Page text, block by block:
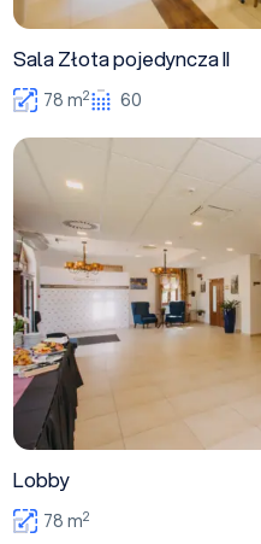
Sala Złota pojedyncza II
78 m2 60
Lobby
78 m2